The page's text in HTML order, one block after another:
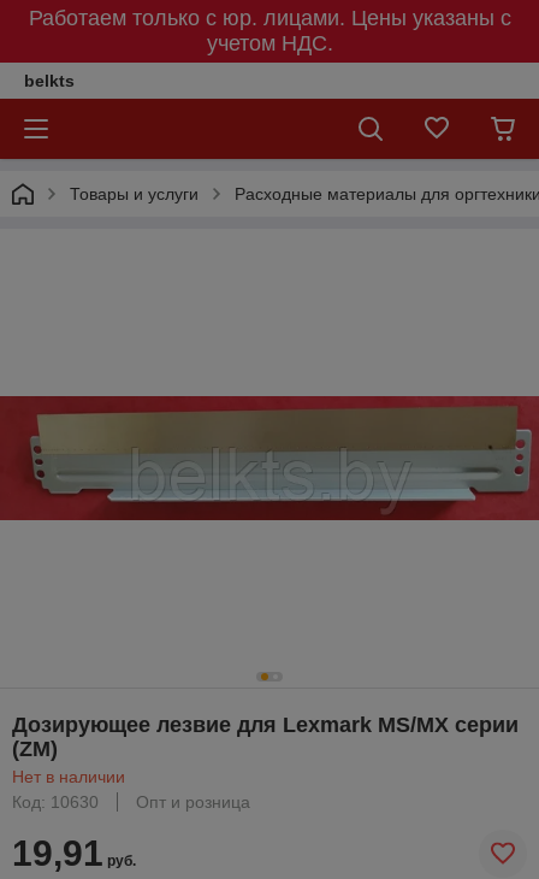
Работаем только с юр. лицами. Цены указаны c
учетом НДС.
belkts
Товары и услуги Расходные материалы для
Дозирующее лезвие для Lexmark MS/MX серии
(ZM)
Нет в наличии
Код: 10630
Опт и розница
19,91 руб.